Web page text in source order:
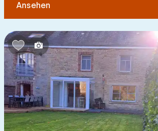
Schlafzimmern:
1 2 3
Badezimmer:
1 2 3 4 5
Ansehen